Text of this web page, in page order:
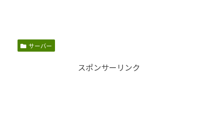
サーバー
スポンサーリンク